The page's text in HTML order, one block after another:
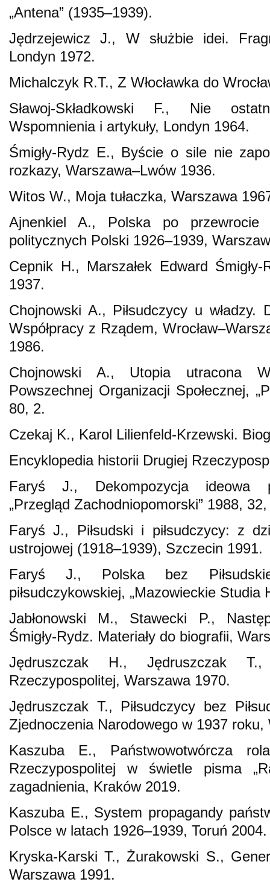
„Antena” (1935–1939).
Jędrzejewicz J., W służbie idei.
Londyn 1972.
Michalczyk R.T., Z Włocławka do
Sławoj-Składkowski F., Nie
Wspomnienia i artykuły, Londyn 1964.
Śmigły-Rydz E., Byście o sile nie
rozkazy, Warszawa–Lwów 1936.
Witos W., Moja tułaczka, Warszawa
Ajnenkiel A., Polska po przewrocie
politycznych Polski 1926–1939,
Cepnik H., Marszałek Edward
1937.
Chojnowski A., Piłsudczycy u władzy.
Współpracy z Rządem,
1986.
Chojnowski A., Utopia utracona
Powszechnej Organizacji Społecznej,
80, 2.
Czekaj K., Karol Lilienfeld-Krzewski.
Encyklopedia historii Drugiej
Faryś J., Dekompozycja ideowa
„Przegląd Zachodniopomorski” 1988,
Faryś J., Piłsudski i piłsudczycy: z
ustrojowej (1918–1939), Szczecin 1991.
Faryś J., Polska bez
piłsudczykowskiej, „Mazowieckie Studia
Jabłonowski M., Stawecki P.,
Śmigły-Rydz. Materiały do biografii,
Jędruszczak H., Jędruszczak
Rzeczypospolitej, Warszawa 1970.
Jędruszczak T., Piłsudczycy bez
Zjednoczenia Narodowego w 1937 roku,
Kaszuba E., Państwowotwórcza
Rzeczypospolitej w świetle pisma
zagadnienia, Kraków 2019.
Kaszuba E., System propagandy
Polsce w latach 1926–1939, Toruń 2004.
Kryska-Karski T., Żurakowski S.,
Warszawa 1991.